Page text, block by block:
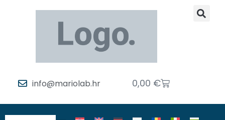
info@mariolab.hr 0,00 €